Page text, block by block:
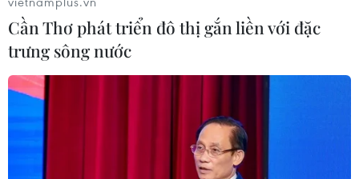
khác ở Bắc Bộ và Trung Bộ nên Bắc Bộ có mưa, mưa
nhỏ rải rác.
Cần Thơ phát triển đô thị gắn liền với đặc
trưng sông nước